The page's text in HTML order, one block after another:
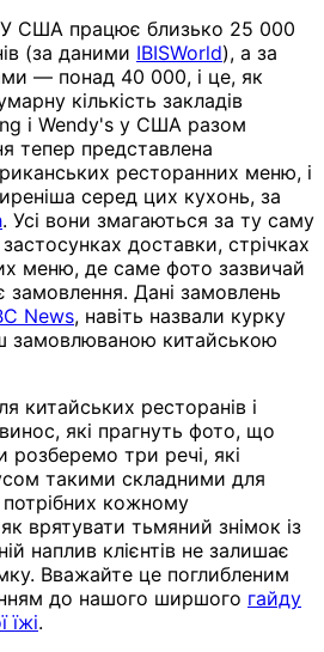
У США працює близько 25 000
(за даними IBISWorld), а за
— понад 40 000, і це, як
кількість закладів
і Wendy's у США разом
тепер представлена
ресторанних меню, і
серед цих кухонь, за
. Усі вони змагаються за ту саму
доставки, стрічках
меню, де саме фото зазвичай
замовлення. Дані замовлень
News, навіть назвали курку
замовлюваною китайською
китайських ресторанів і
які прагнуть фото, що
три речі, які
такими складними для
кожному
врятувати тьмяний знімок із
наплив клієнтів не залишає
Вважайте це поглибленим
до нашого ширшого гайду
їжі.